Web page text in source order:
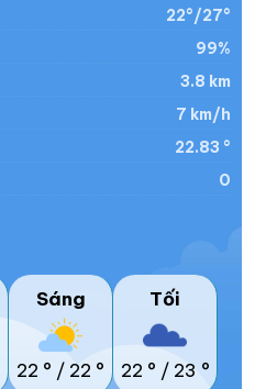
22°/27°
99%
3.8 km
7 km/h
22.83 °
0
Sáng
22 ° / 22 °
Tối
22 ° / 23 °